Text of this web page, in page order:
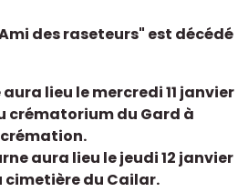
des raseteurs" est décédé
lieu le mercredi 11 janvier
crématorium du Gard à
aura lieu le jeudi 12 janvier
cimetière du Cailar.